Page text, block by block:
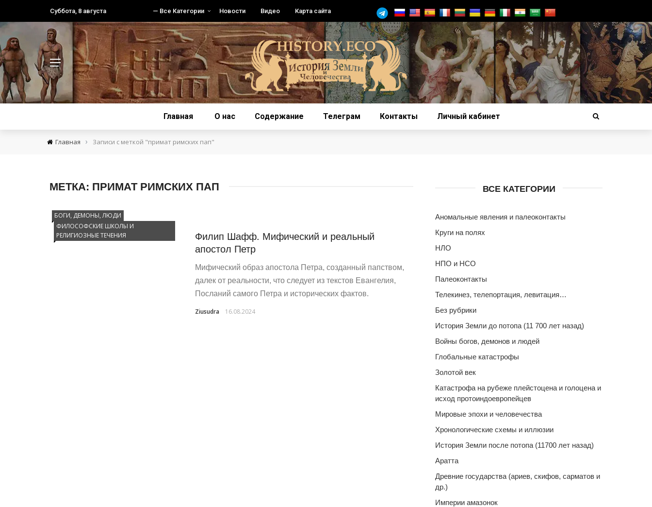
Суббота, 8 августа — Все Категории Новости Видео Карта сайта
Главная О нас Содержание Телеграм Контакты Личный кабинет
Главная › Записи с меткой "примат римских пап"
МЕТКА: ПРИМАТ РИМСКИХ ПАП
БОГИ, ДЕМОНЫ, ЛЮДИ
ФИЛОСОФСКИЕ ШКОЛЫ И
РЕЛИГИОЗНЫЕ ТЕЧЕНИЯ
Филип Шафф. Мифический и реальный
апостол Петр
Мифический образ апостола Петра, созданный папством,
далек от реальности, что следует из текстов Евангелия,
Посланий самого Петра и исторических фактов.
Ziusudra 16.08.2024
ВСЕ КАТЕГОРИИ
Аномальные явления и палеоконтакты
Круги на полях
НЛО
НПО и НСО
Палеоконтакты
Телекинез, телепортация, левитация…
Без рубрики
История Земли до потопа (11 700 лет назад)
Войны богов, демонов и людей
Глобальные катастрофы
Золотой век
Катастрофа на рубеже плейстоцена и голоцена и
исход протоиндоевропейцев
Мировые эпохи и человечества
Хронологические схемы и иллюзии
История Земли после потопа (11700 лет назад)
Аратта
Древние государства (ариев, скифов, сарматов и
др.)
Империи амазонок